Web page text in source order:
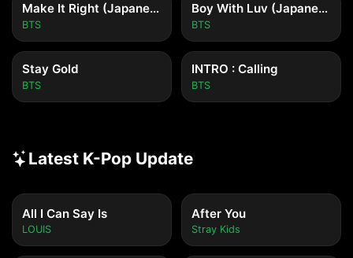
Make It Right (Japanese Version)
BTS
Boy With Luv (Japanese Version)
BTS
Stay Gold
BTS
INTRO : Calling
BTS
Latest K-Pop Update
All I Can Say Is
LOUIS
After You
Stray Kids